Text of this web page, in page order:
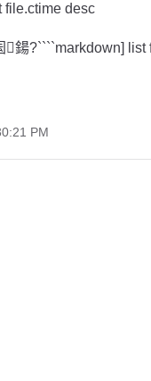
file.ctime desc
鍚?````markdown]
PM